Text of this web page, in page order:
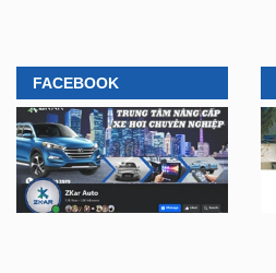
FACEBOOK